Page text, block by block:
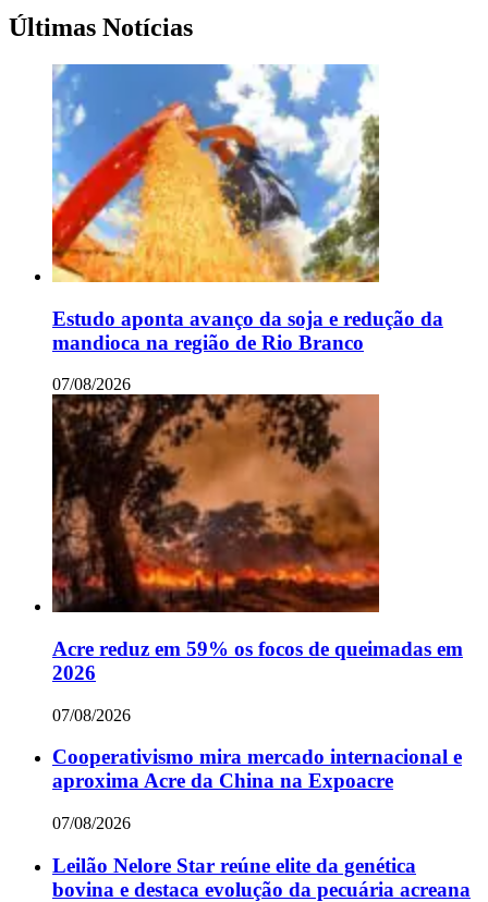
Últimas Notícias
Estudo aponta avanço da soja e redução da
mandioca na região de Rio Branco
07/08/2026
Acre reduz em 59% os focos de queimadas em
2026
07/08/2026
Cooperativismo mira mercado internacional e
aproxima Acre da China na Expoacre
07/08/2026
Leilão Nelore Star reúne elite da genética
bovina e destaca evolução da pecuária acreana